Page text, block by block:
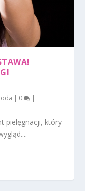
| 0 |
pielęgnacji, który